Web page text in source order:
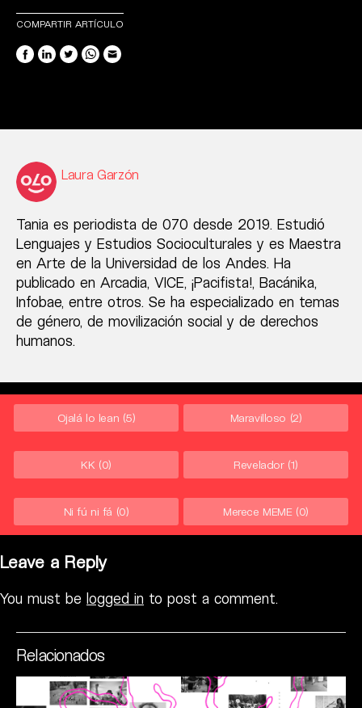
COMPARTIR ARTÍCULO
Laura Garzón
Tania es periodista de 070 desde 2019. Estudió
Lenguajes y Estudios Socioculturales y es Maestra
en Arte de la Universidad de los Andes. Ha
publicado en Arcadia, VICE, ¡Pacifista!, Bacánika,
Infobae, entre otros. Se ha especializado en temas
de género, de movilización social y de derechos
humanos.
Ojalá lo lean (5) Maravilloso (2)
KK (0) Revelador (1)
Ni fú ni fá (0) Merece MEME (0)
Leave a Reply
You must be logged in to post a comment.
Relacionados